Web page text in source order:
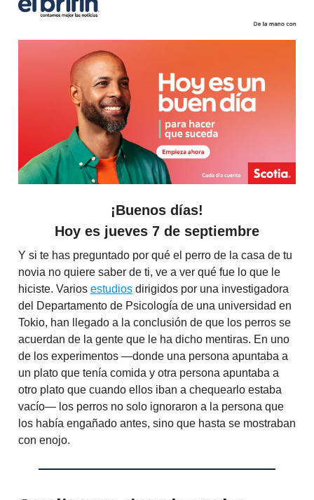
¡Buenos días!
Hoy es jueves 7 de septiembre
Y si te has preguntado por qué el perro de la casa de tu
novia no quiere saber de ti, ve a ver qué fue lo que le
hiciste. Varios estudios dirigidos por una investigadora
del Departamento de Psicología de una universidad en
Tokio, han llegado a la conclusión de que los perros se
acuerdan de la gente que le ha dicho mentiras. En uno
de los experimentos —donde una persona apuntaba a
un plato que tenía comida y otra persona apuntaba a
otro plato que cuando ellos iban a chequearlo estaba
vacío— los perros no solo ignoraron a la persona que
los había engañado antes, sino que hasta se mostraban
con enojo.